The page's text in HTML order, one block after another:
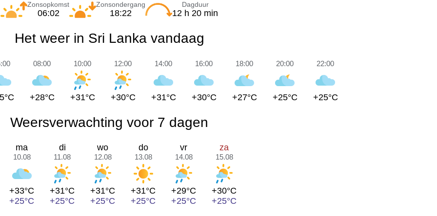
Zonsopkomst
06:02
Zonsondergang
18:22
Dagduur
12 h 20 min
Het weer in Sri Lanka vandaag
08:00
+28°C
10:00
+31°C
12:00
+30°C
14:00
+31°C
16:00
+30°C
18:00
+27°C
20:00
+25°C
22:00
+25°C
Weersverwachting voor 7 dagen
ma
10.08
+33°C
+25°C
di
11.08
+31°C
+25°C
wo
12.08
+31°C
+25°C
do
13.08
+31°C
+25°C
vr
14.08
+29°C
+25°C
za
15.08
+30°C
+25°C